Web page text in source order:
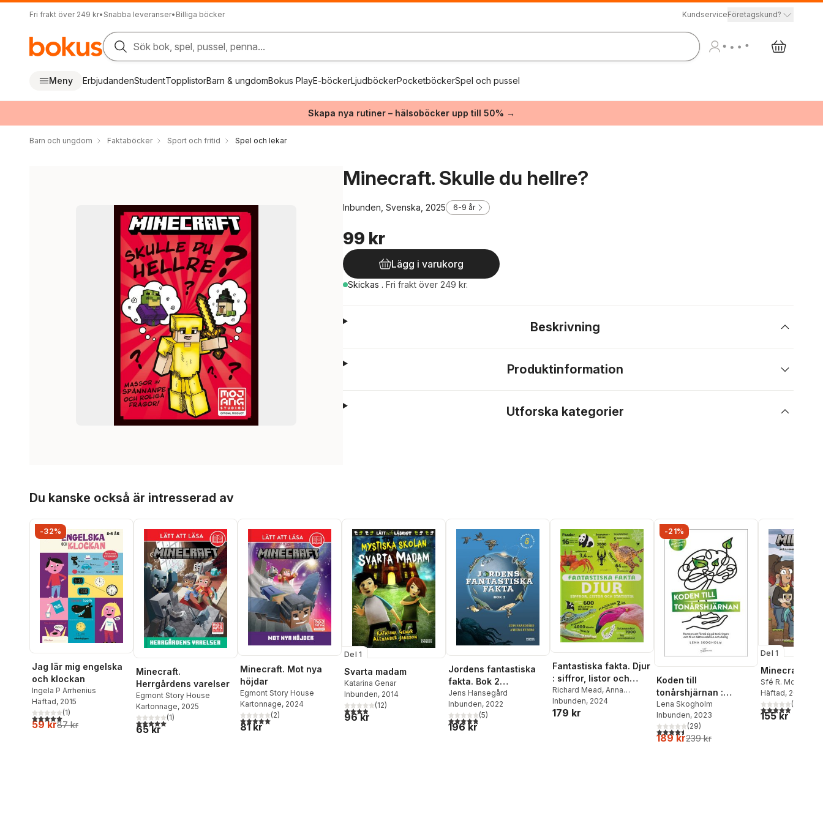
Fri frakt över 249 kr• Snabba leveranser• Billiga böcker KundserviceFöretagskund?
Sök bok, spel, pussel, penna...
Meny ErbjudandenStudentTopplistorBarn & ungdomBokus PlayE-böckerLjudböckerPocketböckerSpel och pussel
Skapa nya rutiner – hälsoböcker upp till 50% →
Barn och ungdom Faktaböcker Sport och fritid Spel och lekar
Minecraft. Skulle du hellre?
Inbunden, Svenska, 2025 6-9 år
99 kr
Lägg i varukorg
Skickas . Fri frakt över 249 kr.
Beskrivning
Produktinformation
Utforska kategorier
Du kanske också är intresserad av
-32%
Jag lär mig engelska
och klockan
Ingela P Arrhenius
Häftad, 2015
5,0utav 5 stjärnor. Totalt antal röster:
(1)
59 kr87 kr
Minecraft.
Herrgårdens varelser
Egmont Story House
Kartonnage, 2025
5,0utav 5 stjärnor. Totalt antal röster:
(1)
65 kr
Minecraft. Mot nya
höjdar
Egmont Story House
Kartonnage, 2024
5,0utav 5 stjärnor. Totalt antal röster:
(2)
81 kr
Del 1
Svarta madam
Katarina Genar
Inbunden, 2014
3,9utav 5 stjärnor. Totalt antal röster:
(12)
96 kr
Jordens fantastiska
fakta. Bok 2
(samlingsvolym, 5
böcker i en)
Jens Hansegård
Inbunden, 2022
4,8utav 5 stjärnor. Totalt antal röster:
(5)
196 kr
Fantastiska fakta. Djur
: siffror, listor och
statistik
Richard Mead, Anna
Claybourne,William Potter
Inbunden, 2024
179 kr
-21%
Koden till
tonårshjärnan :
konsten att förstå sig
på tonåringen och få
en bättre relation och
dialog
Lena Skogholm
Inbunden, 2023
4,5utav 5 stjärnor. Totalt antal röster:
(29)
189 kr239 kr
Del 1
Minecraft Bok
Sfé R. Monster
Häftad, 2024
5,0utav 5(
155 kr